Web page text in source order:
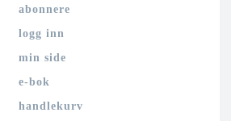
abonnere
logg inn
min side
e-bok
handlekurv